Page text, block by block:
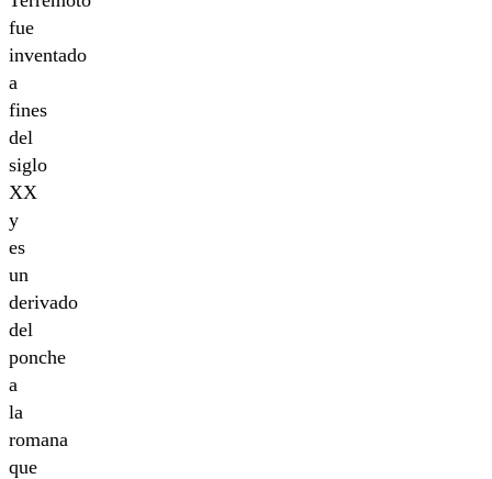
fue
inventado
a
fines
del
siglo
XX
y
es
un
derivado
del
ponche
a
la
romana
que